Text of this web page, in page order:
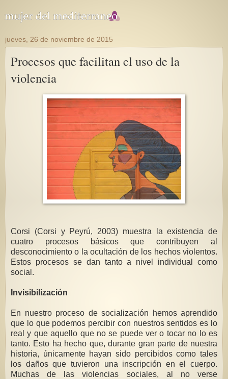
jueves, 26 de noviembre de 2015
Procesos que facilitan el uso de la
violencia
Corsi (Corsi y Peyrú, 2003) muestra la existencia de
cuatro procesos básicos que contribuyen al
desconocimiento o la ocultación de los hechos violentos.
Estos procesos se dan tanto a nivel individual como
social.
Invisibilización
En nuestro proceso de socialización hemos aprendido
que lo que podemos percibir con nuestros sentidos es lo
real y que aquello que no se puede ver o tocar no lo es
tanto. Esto ha hecho que, durante gran parte de nuestra
historia, únicamente hayan sido percibidos como tales
los daños que tuvieron una inscripción en el cuerpo.
Muchas de las violencias sociales, al no verse